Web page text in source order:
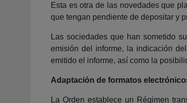
Esta es otra de las novedades que
que tengan pendiente de depositar y
Las sociedades que han sometido
emisión del informe, la indicación
emitido el informe, así como la
Adaptación de formatos
La Orden establece un Régimen